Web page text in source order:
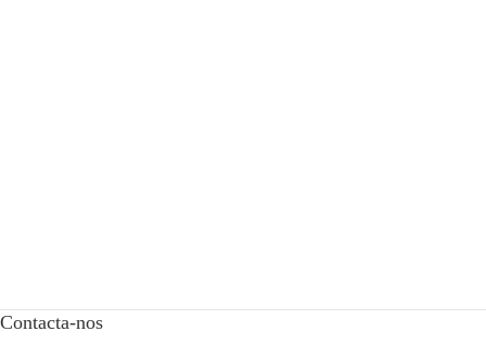
Contacta-nos